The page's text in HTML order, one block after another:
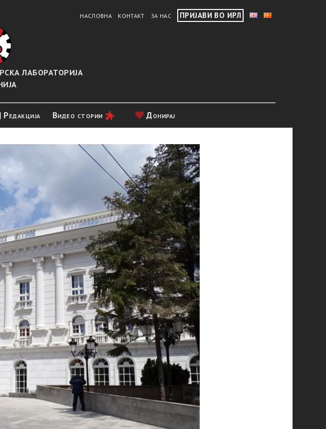
НАСЛОВНА КОНТАКТ ЗА НАС ПРИЈАВИ ВО ИРЛ
ЛАБОРАТОРИЈА
Редакција Видео стории Донирај